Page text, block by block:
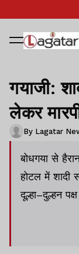
गयाजी:
लेकर
By Lagatar
बोधगया से
होटल में शादी
दूल्हा–दुल्हन